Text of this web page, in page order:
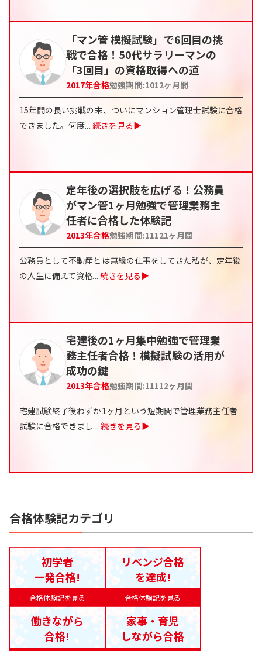
「マン管 模擬試験」で6回目の挑
戦で合格！50代サラリーマンの
「3回目」の資格取得への道
2017年合格勉強期間:1012ヶ月間
15年間の長い挑戦の末、ついにマンション管理士試験に合格
できました。何度... 続きを見る▶
定年後の選択肢を広げる！公務員
がマン管1ヶ月勉強で管理業務主
任者に合格した体験記
2013年合格勉強期間:11121ヶ月間
公務員として不動産とは無縁の仕事をしてきた私が、定年後
の人生に備えて資格... 続きを見る▶
宅建後の1ヶ月集中勉強で管理業
務主任者合格！模擬試験の活用が
成功の鍵
2013年合格勉強期間:11112ヶ月間
宅建試験終了後わずか1ヶ月という短期間で管理業務主任者
試験に合格できまし... 続きを見る▶
合格体験記カテゴリ
合格体験記を見る
初学者
一発合格!
合格体験記を見る
リベンジ合格
を達成!
働きながら
合格!
家事・育児
しながら合格